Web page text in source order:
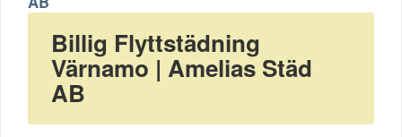
Billig Flyttstädning
Värnamo | Amelias Städ
AB